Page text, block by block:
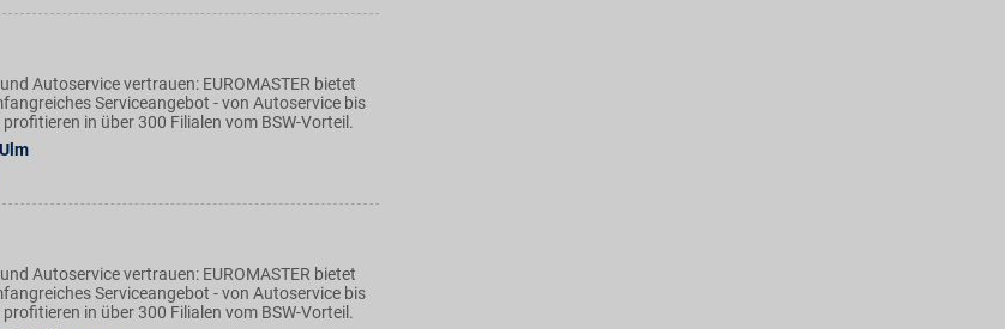
Autoservice vertrauen: EUROMASTER bietet
Serviceangebot - von Autoservice bis
in über 300 Filialen vom BSW-Vorteil.
Ulm
Autoservice vertrauen: EUROMASTER bietet
Serviceangebot - von Autoservice bis
in über 300 Filialen vom BSW-Vorteil.